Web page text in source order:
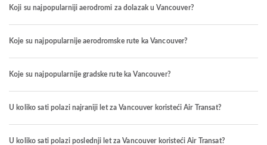
Koji su najpopularniji aerodromi za dolazak u Vancouver?
Koje su najpopularnije aerodromske rute ka Vancouver?
Koje su najpopularnije gradske rute ka Vancouver?
U koliko sati polazi najraniji let za Vancouver koristeći Air Transat?
U koliko sati polazi poslednji let za Vancouver koristeći Air Transat?